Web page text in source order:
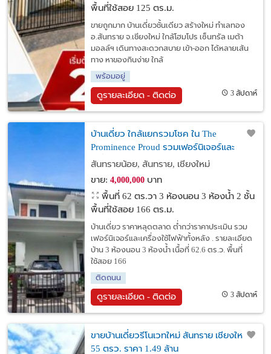
พื้นที่ใช้สอย 125 ตร.ม.
ขายถูกมาก บ้านเดี่ยวชั้นเดียว สร้างใหม่ ทำเลทอง
อ.สันทราย จ.เชียงใหม่ ใกล้โฮมโปร เซ็นทรัล เมต้า
มอลล์ฯ เดินทางสะดวกสบาย เข้า-ออก ได้หลายเส้น
ทาง หาของกินง่าย ใกล้
พร้อมอยู่
ดูรายละเอียด - ติดต่อ 3 สัปดาห์
บ้านเดี่ยว ใกล้แยกรวมโชค ใน The
Prominence Proud รวมเฟอร์นิเจอร์และ
เครื่องใช้ไฟฟ้าทั้งหลัง
สันทรายน้อย, สันทราย, เชียงใหม่
ขาย: 4,000,000บาท
พื้นที่ 62 ตร.วา 3 ห้องนอน 3 ห้องน้ำ 2 ชั้น
พื้นที่ใช้สอย 166 ตร.ม.
บ้านเดี่ยว ราคาหลุดตลาด ต่ำกว่าราคาประเมิน รวม
เฟอร์นิเจอร์และเครื่องใช้ไฟฟ้าทั้งหลัง . รายละเอียด
บ้าน 3 ห้องนอน 3 ห้องน้ำ เนื้อที่ 62.6 ตร.ว. พื้นที่
ใช้สอย 166
ติดถนน
ดูรายละเอียด - ติดต่อ 3 สัปดาห์
ขายบ้านเดี่ยวรีโนเวทใหม่ สันทราย เชียงใหม่
55 ตรว. ราคา 1.49 ล้าน